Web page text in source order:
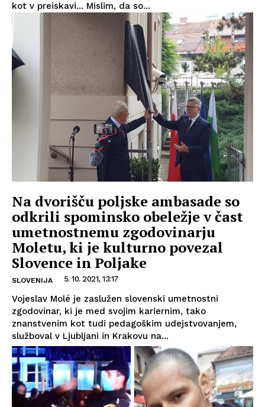
kot v preiskavi... Mislim, da so...
Na dvorišču poljske ambasade so
odkrili spominsko obeležje v čast
umetnostnemu zgodovinarju
Moletu, ki je kulturno povezal
Slovence in Poljake
SLOVENIJA 5. 10. 2021, 13:17
Vojeslav Molé je zaslužen slovenski umetnostni
zgodovinar, ki je med svojim kariernim, tako
znanstvenim kot tudi pedagoškim udejstvovanjem,
služboval v Ljubljani in Krakovu na...